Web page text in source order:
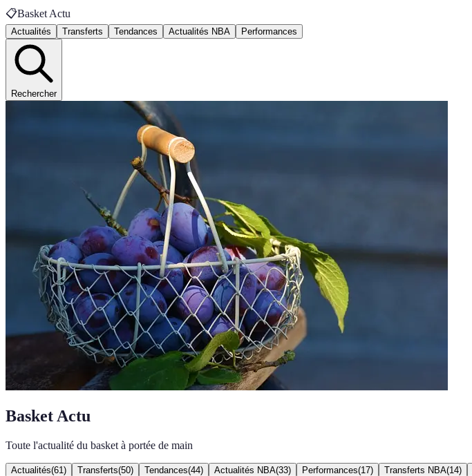
📋Basket Actu
Actualités Transferts Tendances Actualités NBA Performances
Rechercher
Basket Actu
Toute l'actualité du basket à portée de main
Actualités(61 ) Transferts(50) Tendances(44) Actualités NBA(33) Performances(17) Transferts NBA(14)